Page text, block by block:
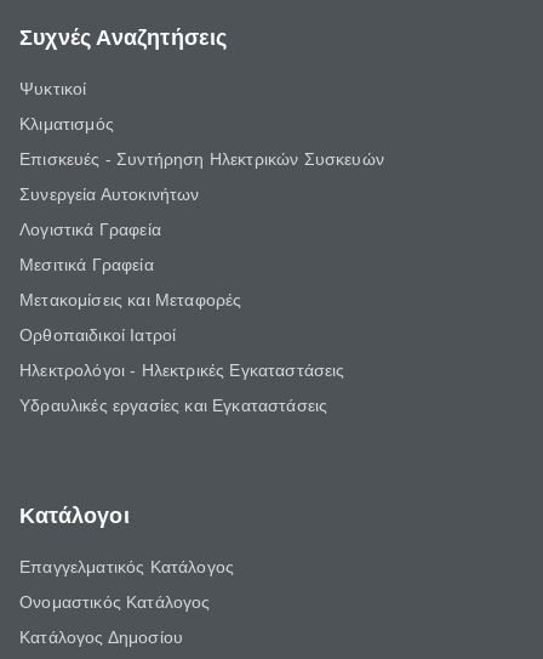
Συχνές Αναζητήσεις
Ψυκτικοί
Κλιματισμός
Επισκευές - Συντήρηση Ηλεκτρικών Συσκευών
Συνεργεία Αυτοκινήτων
Λογιστικά Γραφεία
Μεσιτικά Γραφεία
Μετακομίσεις και Μεταφορές
Ορθοπαιδικοί Ιατροί
Ηλεκτρολόγοι - Ηλεκτρικές Εγκαταστάσεις
Υδραυλικές εργασίες και Εγκαταστάσεις
Κατάλογοι
Επαγγελματικός Κατάλογος
Ονομαστικός Κατάλογος
Κατάλογος Δημοσίου